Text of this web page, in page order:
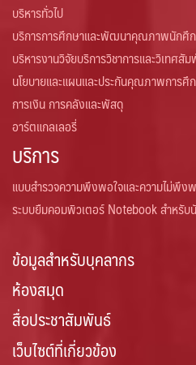
บริหารทั่วไป
บริการการศึกษาและพัฒนาคุณภาพนักศึ
บริหารงานวิจัยบริการวิชาการและวิเทศสั
นโยบายและแผนและประกันคุณภาพการศึ
การเงิน การคลังและพัสดุ
อาร์ตแกลเลอรี่
บริการ
แบบสำรวจความพึงพอใจและความไม่พึง
ระบบยืมคอมพิวเตอร์ Notebook สำหรั
ข้อมูลสำหรับบุคลากร
ห้องสมุด
สื่อประชาสัมพันธ์
เว็บไซต์ที่เกี่ยวข้อง